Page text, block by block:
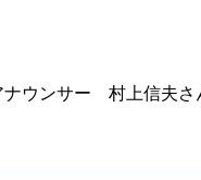
ウンサー 村上信夫さ